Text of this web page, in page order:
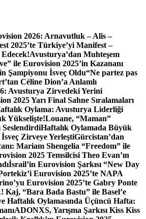
2026: Arnavutluk – Alis –
2025’te Türkiye’yi Manifest –
Edecek!Avusturya’dan Muhteşem
ile Eurovision 2025’in Kazananı
Şampiyonu İsveç Oldu“Ne partez pas
Céline Dion’a Anlamlı
Avusturya Zirvedeki Yerini
2025 Yarı Final Sahne Sıralamaları
Oylama: Avusturya Liderliği
Yükselişte!Louane, “Maman”
SeslendirdiHaftalık Oylamada Büyük
Zirveye YerleştiGürcistan’dan
Mariam Shengelia “Freedom” ile
2025 Temsilcisi Theo Evan’ın
İsrail’in Eurovision Şarkısı “New Day
Eurovision 2025’te NAPA
Eurovision 2025’te Gabry Ponte
Kaj, “Bara Bada Bastu” ile Basel’e
Haftalık Oylamasında Üçüncü Hafta:
ADONXS, Yarışma Şarkısı Kiss Kiss